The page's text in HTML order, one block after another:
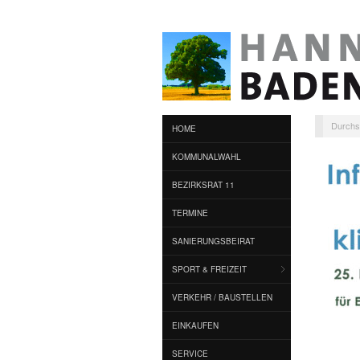
HOME
KOMMUNALWAHL
BEZIRKSRAT 11
TERMINE
SANIERUNGSBEIRAT
SPORT & FREIZEIT
VERKEHR / BAUSTELLEN
EINKAUFEN
SERVICE